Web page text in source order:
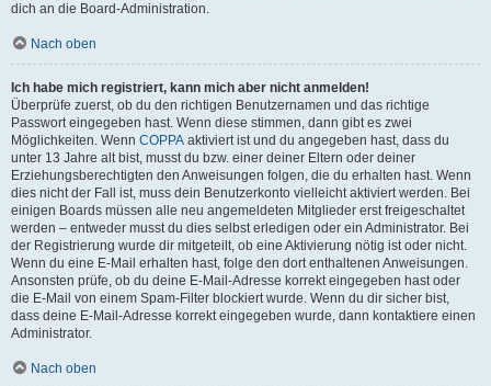
dich an die Board-Administration.
Nach oben
Ich habe mich registriert, kann mich aber nicht anmelden!
Überprüfe zuerst, ob du den richtigen Benutzernamen und das richtige
Passwort eingegeben hast. Wenn diese stimmen, dann gibt es zwei
Möglichkeiten. Wenn COPPA aktiviert ist und du angegeben hast, dass du
unter 13 Jahre alt bist, musst du bzw. einer deiner Eltern oder deiner
Erziehungsberechtigten den Anweisungen folgen, die du erhalten hast. Wenn
dies nicht der Fall ist, muss dein Benutzerkonto vielleicht aktiviert werden. Bei
einigen Boards müssen alle neu angemeldeten Mitglieder erst freigeschaltet
werden – entweder musst du dies selbst erledigen oder ein Administrator. Bei
der Registrierung wurde dir mitgeteilt, ob eine Aktivierung nötig ist oder nicht.
Wenn du eine E-Mail erhalten hast, folge den dort enthaltenen Anweisungen.
Ansonsten prüfe, ob du deine E-Mail-Adresse korrekt eingegeben hast oder
die E-Mail von einem Spam-Filter blockiert wurde. Wenn du dir sicher bist,
dass deine E-Mail-Adresse korrekt eingegeben wurde, dann kontaktiere einen
Administrator.
Nach oben